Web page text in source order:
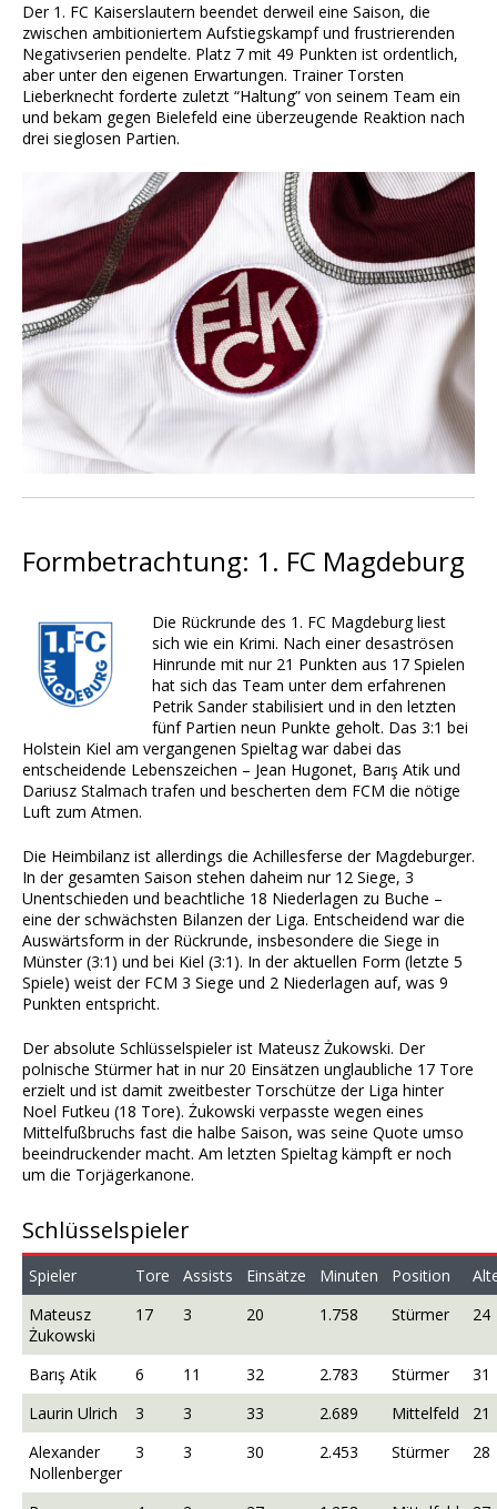
Der 1. FC Kaiserslautern beendet derweil eine Saison, die
zwischen ambitioniertem Aufstiegskampf und frustrierenden
Negativserien pendelte. Platz 7 mit 49 Punkten ist ordentlich,
aber unter den eigenen Erwartungen. Trainer Torsten
Lieberknecht forderte zuletzt “Haltung” von seinem Team ein
und bekam gegen Bielefeld eine überzeugende Reaktion nach
drei sieglosen Partien.
Formbetrachtung: 1. FC Magdeburg
Die Rückrunde des 1. FC Magdeburg liest
sich wie ein Krimi. Nach einer desaströsen
Hinrunde mit nur 21 Punkten aus 17 Spielen
hat sich das Team unter dem erfahrenen
Petrik Sander stabilisiert und in den letzten
fünf Partien neun Punkte geholt. Das 3:1 bei
Holstein Kiel am vergangenen Spieltag war dabei das
entscheidende Lebenszeichen – Jean Hugonet, Barış Atik und
Dariusz Stalmach trafen und bescherten dem FCM die nötige
Luft zum Atmen.
Die Heimbilanz ist allerdings die Achillesferse der Magdeburger.
In der gesamten Saison stehen daheim nur 12 Siege, 3
Unentschieden und beachtliche 18 Niederlagen zu Buche –
eine der schwächsten Bilanzen der Liga. Entscheidend war die
Auswärtsform in der Rückrunde, insbesondere die Siege in
Münster (3:1) und bei Kiel (3:1). In der aktuellen Form (letzte 5
Spiele) weist der FCM 3 Siege und 2 Niederlagen auf, was 9
Punkten entspricht.
Der absolute Schlüsselspieler ist Mateusz Żukowski. Der
polnische Stürmer hat in nur 20 Einsätzen unglaubliche 17 Tore
erzielt und ist damit zweitbester Torschütze der Liga hinter
Noel Futkeu (18 Tore). Żukowski verpasste wegen eines
Mittelfußbruchs fast die halbe Saison, was seine Quote umso
beeindruckender macht. Am letzten Spieltag kämpft er noch
um die Torjägerkanone.
Schlüsselspieler
Spieler Tore Assists Einsätze Minuten Position
Mateusz
Żukowski
17 3 20 1.758 Stürmer 24
Barış Atik 6 11 32 2.783 Stürmer
31
Laurin Ulrich
3 3 33 2.689 Mittelfeld
21
Alexander
Nollenberger
3 3 30 2.453 Stürmer 28